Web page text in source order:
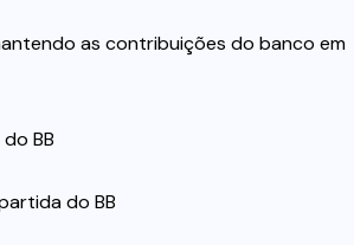
as contribuições do banco em
BB
do BB